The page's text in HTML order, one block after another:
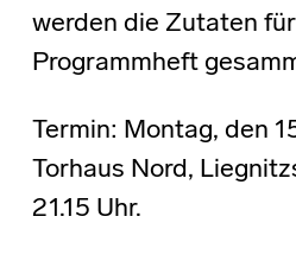
werden die Zutaten
Programmheft
Termin: Montag, den
Torhaus Nord,
21.15 Uhr.